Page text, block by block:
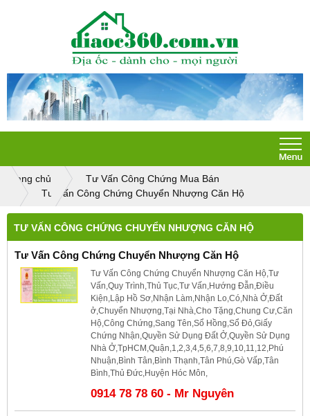
Trang chủ
Tư Vấn Công Chứng Mua Bán
Tư Vấn Công Chứng Chuyển Nhượng Căn Hộ
TƯ VẤN CÔNG CHỨNG CHUYỂN NHƯỢNG CĂN HỘ
Tư Vấn Công Chứng Chuyển Nhượng Căn Hộ
Tư Vấn Công Chứng Chuyển Nhượng Căn Hộ,Tư
Vấn,Quy Trình,Thủ Tục,Tư Vấn,Hướng Đẫn,Điều
Kiện,Lập Hồ Sơ,Nhận Làm,Nhận Lo,Có,Nhà Ở,Đất
ở,Chuyển Nhượng,Tại Nhà,Cho Tặng,Chung Cư,Căn
Hộ,Công Chứng,Sang Tên,Sổ Hồng,Sổ Đỏ,Giấy
Chứng Nhận,Quyền Sử Dụng Đất Ở,Quyền Sử Dụng
Nhà Ở,TpHCM,Quận,1,2,3,4,5,6,7,8,9,10,11,12,Phú
Nhuận,Bình Tân,Bình Thạnh,Tân Phú,Gò Vấp,Tân
Bình,Thủ Đức,Huyện Hóc Môn,
0914 78 78 60 - Mr Nguyên